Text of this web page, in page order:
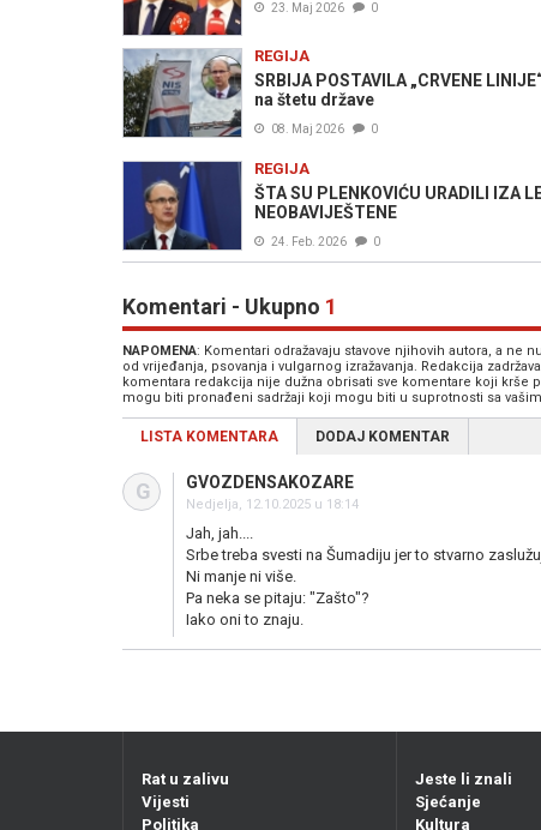
23. Maj 2026 0
REGIJA
SRBIJA POSTAVILA „CRVENE
na štetu države
08. Maj 2026 0
REGIJA
ŠTA SU PLENKOVIĆU URADILI
NEOBAVIJEŠTENE
24. Feb. 2026 0
Komentari - Ukupno 1
NAPOMENA: Komentari odražavaju stavove njihovih autora, a ne
od vrijeđanja, psovanja i vulgarnog izražavanja. Redakcija
komentara redakcija nije dužna obrisati sve komentare koji krše
mogu biti pronađeni sadržaji koji mogu biti u suprotnosti sa
LISTA KOMENTARA DODAJ KOMENTAR
G GVOZDENSAKOZARE
Nedjelja, 12.10.2025 u 18:14
Jah, jah....
Srbe treba svesti na Šumadiju jer to stvarno
Ni manje ni više.
Pa neka se pitaju: "Zašto"?
Iako oni to znaju.
Rat u zalivu
Vijesti
Politika
Jeste li znali
Sjećanje
Kultura